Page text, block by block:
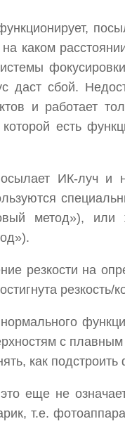
каком
даст сбой.
и работает
есть
ИК-луч и
метод»),
резкости на
резкость/
с
как подстроить
еще не
т.е.